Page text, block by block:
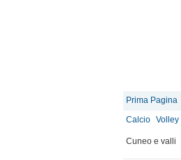
Prima Pagina
Calcio Volley
Cuneo e valli